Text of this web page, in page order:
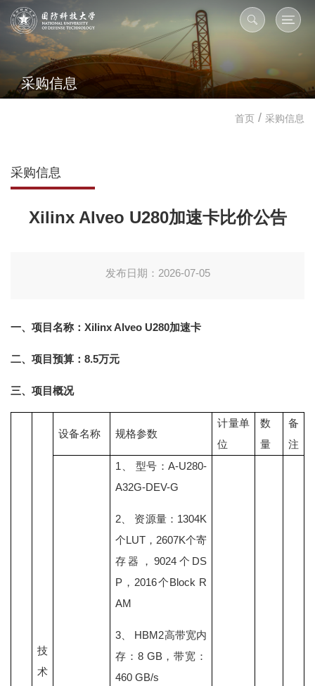
采购信息
首页 / 采购信息
采购信息
Xilinx Alveo U280加速卡比价公告
发布日期：2026-07-05
一、项目名称：Xilinx Alveo U280加速卡
二、项目预算：8.5万元
三、项目概况
技
术
设备名称 规格参数
计量单
位
数
量
备
注
1、 型号：A-U280-
A32G-DEV-G
2、 资源量：1304K
个LUT，2607K个寄
存器，9024个DS
P，2016个Block R
AM
3、 HBM2高带宽内
存：8 GB，带宽：
460 GB/s